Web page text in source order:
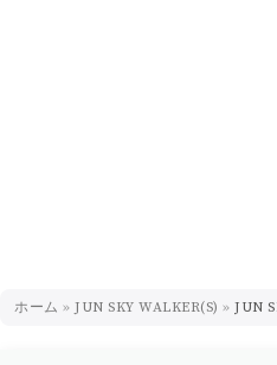
ホーム » JUN SKY WALKER(S) »